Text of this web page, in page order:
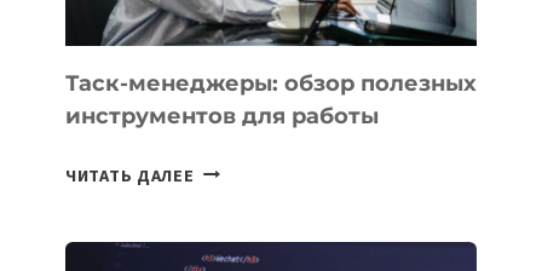
ПОРУЧИТЬ
УЖЕ
Таск-менеджеры: обзор полезных
инструментов для работы
ЧИТАТЬ ДАЛЕЕ ТАСК-
ПОЛЕЗНЫХ